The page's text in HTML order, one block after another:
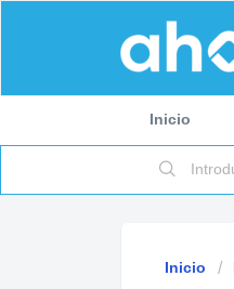
Inicio
Inicio